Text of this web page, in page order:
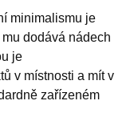
minimalismu je
dodává nádech
je
v místnosti a mít v
zařízeném